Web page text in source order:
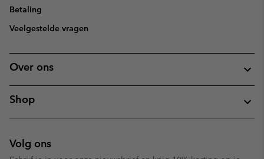
Betaling
Veelgestelde vragen
Over ons
Shop
Volg ons